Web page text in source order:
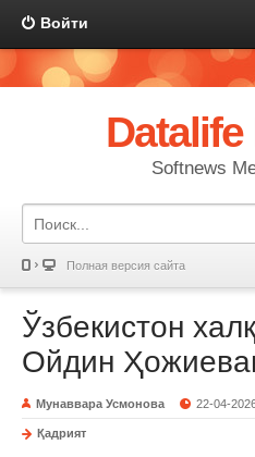
Войти
Softnews
Полная версия сайта
Ўзбекистон
Ойдин
Мунаввара Усмонова 22-04-
Қадрият